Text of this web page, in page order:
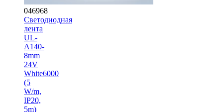
046968
Светодиодная
лента
UL-
A140-
8mm
24V
White6000
(5
W/m,
IP20,
5m)